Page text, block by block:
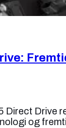
Direct Drive
og